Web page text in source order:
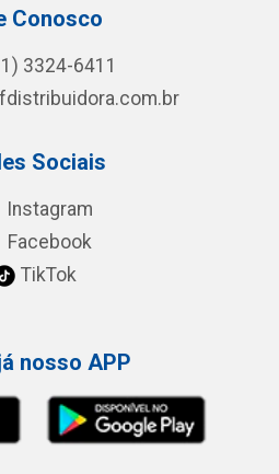
Conosco
3324-6411
Sociais
Instagram
Facebook
TikTok
nosso APP